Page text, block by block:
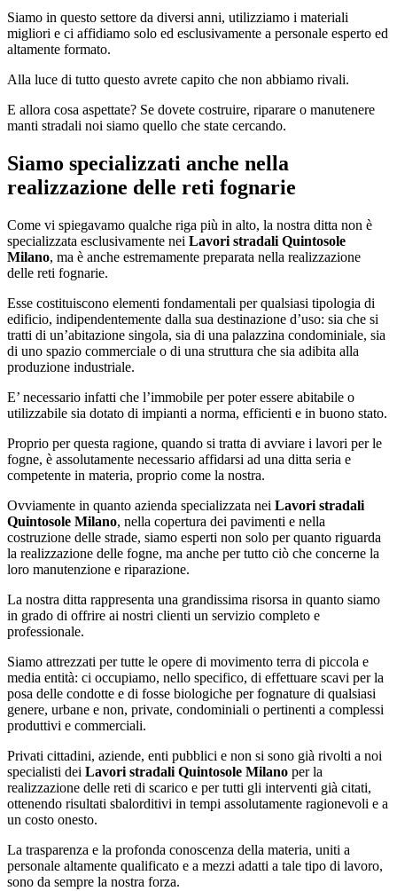
Siamo in questo settore da diversi anni, utilizziamo i materiali
migliori e ci affidiamo solo ed esclusivamente a personale esperto ed
altamente formato.
Alla luce di tutto questo avrete capito che non abbiamo rivali.
E allora cosa aspettate? Se dovete costruire, riparare o manutenere
manti stradali noi siamo quello che state cercando.
Siamo specializzati anche nella
realizzazione delle reti fognarie
Come vi spiegavamo qualche riga più in alto, la nostra ditta non è
specializzata esclusivamente nei Lavori stradali Quintosole
Milano, ma è anche estremamente preparata nella realizzazione
delle reti fognarie.
Esse costituiscono elementi fondamentali per qualsiasi tipologia di
edificio, indipendentemente dalla sua destinazione d’uso: sia che si
tratti di un’abitazione singola, sia di una palazzina condominiale, sia
di uno spazio commerciale o di una struttura che sia adibita alla
produzione industriale.
E’ necessario infatti che l’immobile per poter essere abitabile o
utilizzabile sia dotato di impianti a norma, efficienti e in buono stato.
Proprio per questa ragione, quando si tratta di avviare i lavori per le
fogne, è assolutamente necessario affidarsi ad una ditta seria e
competente in materia, proprio come la nostra.
Ovviamente in quanto azienda specializzata nei Lavori stradali
Quintosole Milano, nella copertura dei pavimenti e nella
costruzione delle strade, siamo esperti non solo per quanto riguarda
la realizzazione delle fogne, ma anche per tutto ciò che concerne la
loro manutenzione e riparazione.
La nostra ditta rappresenta una grandissima risorsa in quanto siamo
in grado di offrire ai nostri clienti un servizio completo e
professionale.
Siamo attrezzati per tutte le opere di movimento terra di piccola e
media entità: ci occupiamo, nello specifico, di effettuare scavi per la
posa delle condotte e di fosse biologiche per fognature di qualsiasi
genere, urbane e non, private, condominiali o pertinenti a complessi
produttivi e commerciali.
Privati cittadini, aziende, enti pubblici e non si sono già rivolti a noi
specialisti dei Lavori stradali Quintosole Milano per la
realizzazione delle reti di scarico e per tutti gli interventi già citati,
ottenendo risultati sbalorditivi in tempi assolutamente ragionevoli e a
un costo onesto.
La trasparenza e la profonda conoscenza della materia, uniti a
personale altamente qualificato e a mezzi adatti a tale tipo di lavoro,
sono da sempre la nostra forza.